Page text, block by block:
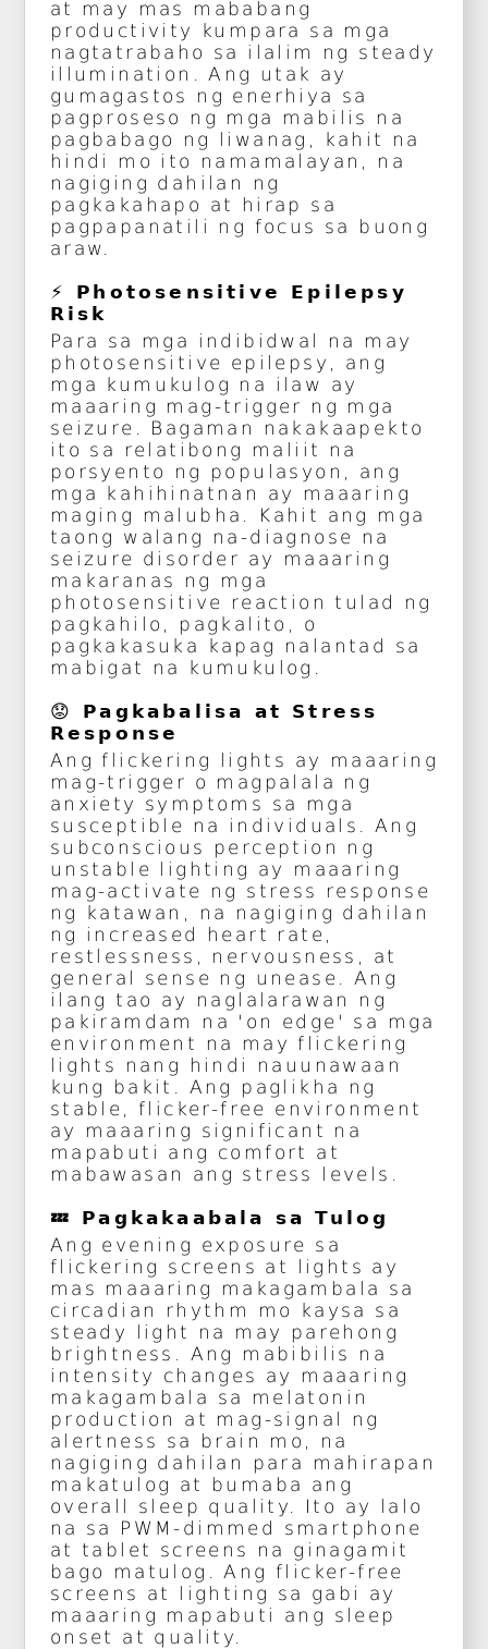
at may mas mababang
productivity kumpara sa mga
nagtatrabaho sa ilalim ng steady
illumination. Ang utak ay
gumagastos ng enerhiya sa
pagproseso ng mga mabilis na
pagbabago ng liwanag, kahit na
hindi mo ito namamalayan, na
nagiging dahilan ng
pagkakahapo at hirap sa
pagpapanatili ng focus sa buong
araw.
⚡ Photosensitive Epilepsy
Risk
Para sa mga indibidwal na may
photosensitive epilepsy, ang
mga kumukulog na ilaw ay
maaaring mag-trigger ng mga
seizure. Bagaman nakakaapekto
ito sa relatibong maliit na
porsyento ng populasyon, ang
mga kahihinatnan ay maaaring
maging malubha. Kahit ang mga
taong walang na-diagnose na
seizure disorder ay maaaring
makaranas ng mga
photosensitive reaction tulad ng
pagkahilo, pagkalito, o
pagkakasuka kapag nalantad sa
mabigat na kumukulog.
😟 Pagkabalisa at Stress
Response
Ang flickering lights ay maaaring
mag-trigger o magpalala ng
anxiety symptoms sa mga
susceptible na individuals. Ang
subconscious perception ng
unstable lighting ay maaaring
mag-activate ng stress response
ng katawan, na nagiging dahilan
ng increased heart rate,
restlessness, nervousness, at
general sense ng unease. Ang
ilang tao ay naglalarawan ng
pakiramdam na 'on edge' sa mga
environment na may flickering
lights nang hindi nauunawaan
kung bakit. Ang paglikha ng
stable, flicker-free environment
ay maaaring significant na
mapabuti ang comfort at
mabawasan ang stress levels.
💤 Pagkakaabala sa Tulog
Ang evening exposure sa
flickering screens at lights ay
mas maaaring makagambala sa
circadian rhythm mo kaysa sa
steady light na may parehong
brightness. Ang mabibilis na
intensity changes ay maaaring
makagambala sa melatonin
production at mag-signal ng
alertness sa brain mo, na
nagiging dahilan para mahirapan
makatulog at bumaba ang
overall sleep quality. Ito ay lalo
na sa PWM-dimmed smartphone
at tablet screens na ginagamit
bago matulog. Ang flicker-free
screens at lighting sa gabi ay
maaaring mapabuti ang sleep
onset at quality.